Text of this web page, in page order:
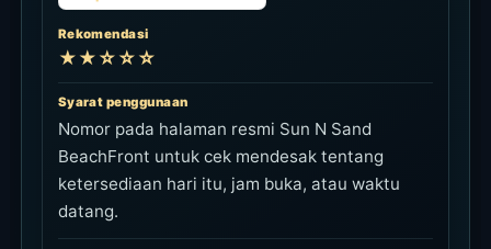
Rekomendasi
★★☆☆☆
Syarat penggunaan
Nomor pada halaman resmi Sun N Sand
BeachFront untuk cek mendesak tentang
ketersediaan hari itu, jam buka, atau waktu
datang.